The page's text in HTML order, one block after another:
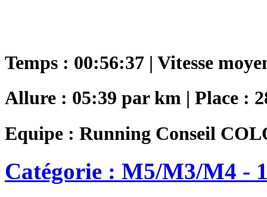
Temps : 00:56:37 | Vitesse
Allure : 05:39 par km | Place :
Equipe : Running Conseil
Catégorie : M5/M3/M4 -